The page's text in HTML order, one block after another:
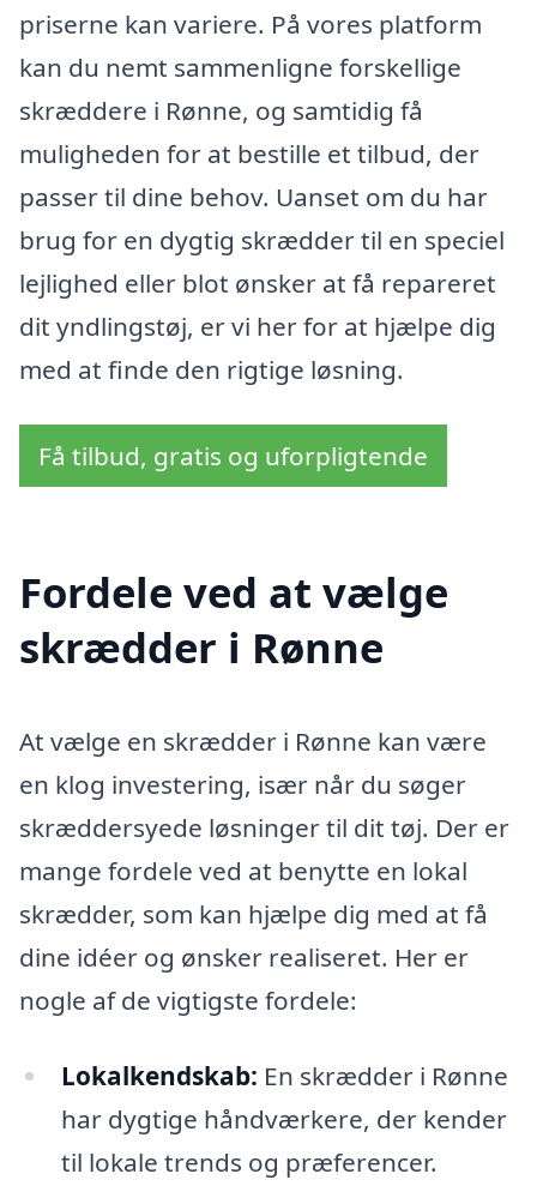
priserne kan variere. På vores platform
kan du nemt sammenligne forskellige
skræddere i Rønne, og samtidig få
muligheden for at bestille et tilbud, der
passer til dine behov. Uanset om du har
brug for en dygtig skrædder til en speciel
lejlighed eller blot ønsker at få repareret
dit yndlingstøj, er vi her for at hjælpe dig
med at finde den rigtige løsning.
Få tilbud, gratis og uforpligtende
Fordele ved at vælge
skrædder i Rønne
At vælge en skrædder i Rønne kan være
en klog investering, især når du søger
skræddersyede løsninger til dit tøj. Der er
mange fordele ved at benytte en lokal
skrædder, som kan hjælpe dig med at få
dine idéer og ønsker realiseret. Her er
nogle af de vigtigste fordele:
Lokalkendskab: En skrædder i Rønne
har dygtige håndværkere, der kender
til lokale trends og præferencer.